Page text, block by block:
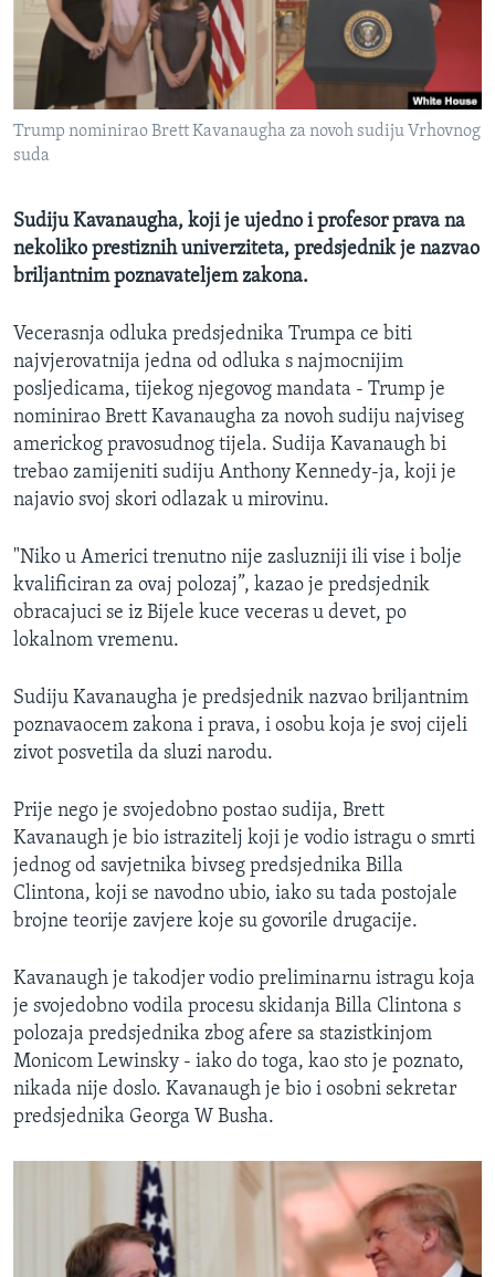
MAGAZIN
O GLASU AMERIKE
Learning English
Jezici
Trump nominirao Brett Kavanaugha za novoh sudiju Vrhovnog
suda
Sudiju Kavanaugha, koji je ujedno i profesor prava na
nekoliko prestiznih univerziteta, predsjednik je nazvao
briljantnim poznavateljem zakona.
Vecerasnja odluka predsjednika Trumpa ce biti
najvjerovatnija jedna od odluka s najmocnijim
posljedicama, tijekog njegovog mandata - Trump je
nominirao Brett Kavanaugha za novoh sudiju najviseg
americkog pravosudnog tijela. Sudija Kavanaugh bi
trebao zamijeniti sudiju Anthony Kennedy-ja, koji je
najavio svoj skori odlazak u mirovinu.
"Niko u Americi trenutno nije zasluzniji ili vise i bolje
kvalificiran za ovaj polozaj”, kazao je predsjednik
obracajuci se iz Bijele kuce veceras u devet, po
lokalnom vremenu.
Sudiju Kavanaugha je predsjednik nazvao briljantnim
poznavaocem zakona i prava, i osobu koja je svoj cijeli
zivot posvetila da sluzi narodu.
Prije nego je svojedobno postao sudija, Brett
Kavanaugh je bio istrazitelj koji je vodio istragu o smrti
jednog od savjetnika bivseg predsjednika Billa
Clintona, koji se navodno ubio, iako su tada postojale
brojne teorije zavjere koje su govorile drugacije.
Kavanaugh je takodjer vodio preliminarnu istragu koja
je svojedobno vodila procesu skidanja Billa Clintona s
polozaja predsjednika zbog afere sa stazistkinjom
Monicom Lewinsky - iako do toga, kao sto je poznato,
nikada nije doslo. Kavanaugh je bio i osobni sekretar
predsjednika Georga W Busha. ​